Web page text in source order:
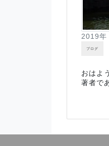
2019年
ブログ
おはよ
著者で